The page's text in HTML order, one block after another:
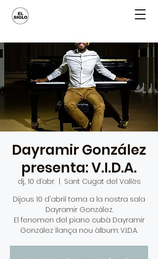
Dayramir González
presenta: V.I.D.A.
dj., 10 d’abr.
  |
Sant Cugat del Vallès
Dijous 10 d'abril torna a la nostra sala
Dayramir González.
El fenomen del piano cubà Dayramir
González llança nou àlbum: V.I.D.A.